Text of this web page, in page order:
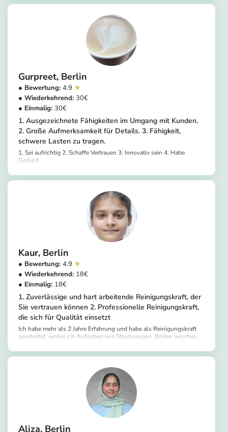
Gurpreet Berlin
4.9
30
30
1. Ausgezeichnete Fähigkeiten im Umgang mit Kunden.
2. Große Aufmerksamkeit für Details. 3. Fähigkeit,
schwere Lasten zu tragen.
1. Sei aufrichtig 2. Schaffe Vertrauen 3. Innovativ sein 4. Habe
Geduld
Kaur Berlin
4.9
18
18
1. Zuverlässige und hart arbeitende Reinigungskraft, der
Sie vertrauen können 2. Professionelle Reinigungskraft,
die sich für Qualität einsetzt
Ich habe mehr als 2 Jahre Erfahrung und habe als Reinigungskraft
gearbeitet, wobei ich Aufgaben wie Staubsaugen, Böden wischen,
organisieren übernommen habe. Ich bin zuverlässig, fleißig und in
Aliza Berlin